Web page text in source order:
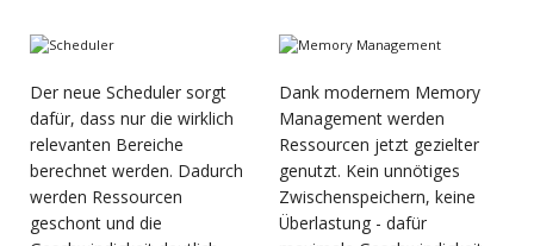
Der neue Scheduler sorgt
dafür, dass nur die wirklich
relevanten Bereiche
berechnet werden. Dadurch
werden Ressourcen
geschont und die
Dank modernem Memory
Management werden
Ressourcen jetzt gezielter
genutzt. Kein unnötiges
Zwischenspeichern, keine
Überlastung - dafür